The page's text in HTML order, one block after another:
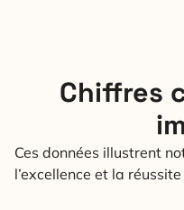
Chiffres
Ces données illustrent
l’excellence et la